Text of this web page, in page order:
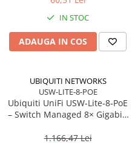
IN STOC
ADAUGA IN COS
UBIQUITI NETWORKS
USW-LITE-8-POE
Ubiquiti UniFi USW‑Lite‑8‑PoE
– Switch Managed 8× Gigabit,
Desktop/Wall‑mount
1.166,47 Lei